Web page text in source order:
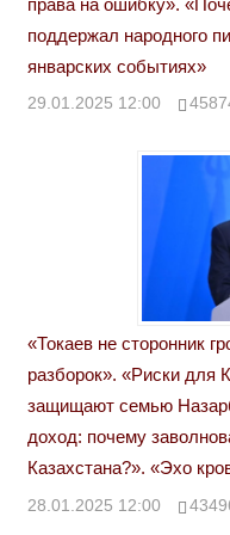
поддержал народного
январских событиях»
29.01.2025 12:00
«Токаев не сторонник
разборок». «Риски для
защищают семью
доход: почему
Казахстана?». «Эхо
28.01.2025 12:00